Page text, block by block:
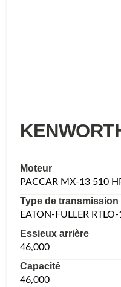
Moteur
PACCAR MX-13 510
Type de transmission
EATON-FULLER
Essieux arrière
46,000
Capacité
46,000